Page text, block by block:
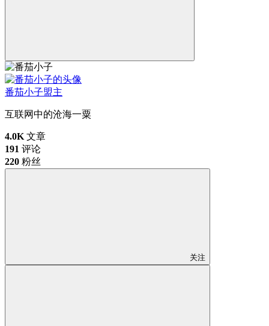
番茄小子盟主
互联网中的沧海一粟
4.0K 文章
191 评论
220 粉丝
关注